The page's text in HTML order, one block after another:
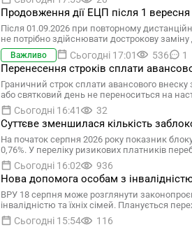
Продовження дії ЕЦП після 1
Після 01.09.2026 при повторному
не потрібно здійснювати дострокову
Важливо Сьогодні 17:01 536 1
Перенесення строків сплати
Граничний строк сплати авансового внеску
або святковий день не переноситься на
Сьогодні 16:41 32
Суттєве зменшилася кількість
На початок серпня 2026 року показник
0,76%. У переліку ризикових платників
Сьогодні 16:02 936
Нова допомога особам з
ВРУ 18 серпня може розглянути
інвалідністю та їхніх сімей. Планується
Сьогодні 15:54 116